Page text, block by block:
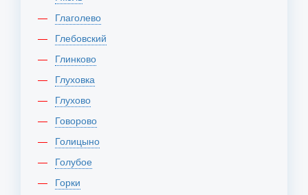
Глаголево
Глебовский
Глинково
Глуховка
Глухово
Говорово
Голицыно
Голубое
Горки